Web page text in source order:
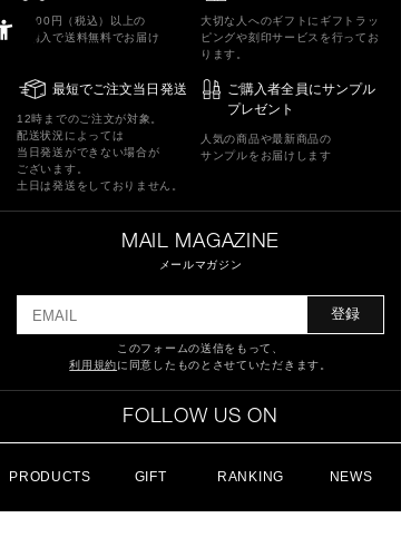
PRODUCTS GIFT RANKING NEWS
5,500円（税込）以上の
ご購入で送料無料でお届け
大切な人へのギフトにギフトラッ
ピングや刻印サービスを行ってお
ります。
最短でご注文当日発送
12時までのご注文が対象。
配送状況によっては
当日発送ができない場合が
ございます。
土日は発送をしておりません。
ご購入者全員にサンプル
プレゼント
人気の商品や最新商品の
サンプルをお届けします
MAIL MAGAZINE
メールマガジン
登録
このフォームの送信をもって、
利用規約に同意したものとさせていただきます。
FOLLOW US ON
特定商取引法に基づく表記 ショッピングガイド